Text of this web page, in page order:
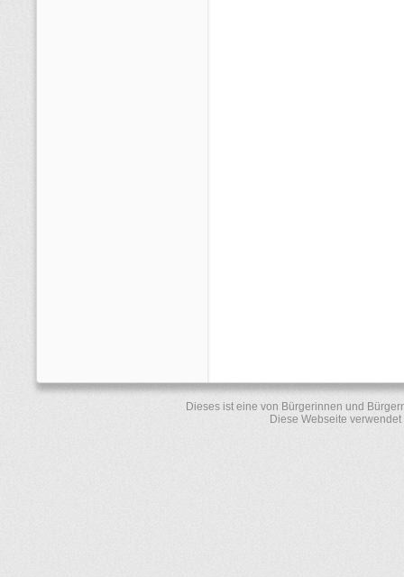
Dieses ist eine von Bürgerinnen und
Diese Webseite